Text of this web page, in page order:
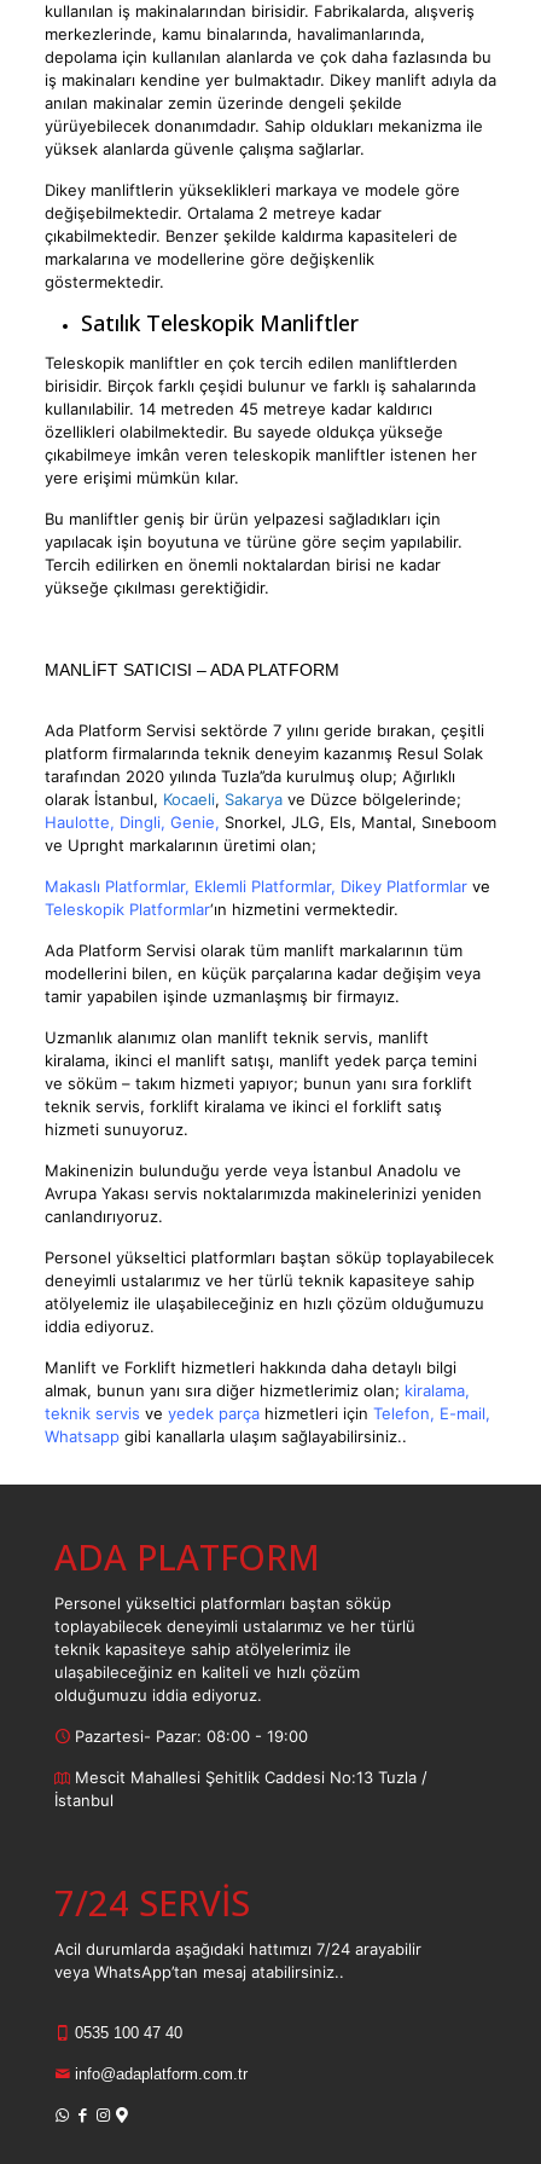
kullanılan iş makinalarından birisidir. Fabrikalarda, alışveriş
merkezlerinde, kamu binalarında, havalimanlarında,
depolama için kullanılan alanlarda ve çok daha fazlasında bu
iş makinaları kendine yer bulmaktadır. Dikey manlift adıyla da
anılan makinalar zemin üzerinde dengeli şekilde
yürüyebilecek donanımdadır. Sahip oldukları mekanizma ile
yüksek alanlarda güvenle çalışma sağlarlar.
Dikey manliftlerin yükseklikleri markaya ve modele göre
değişebilmektedir. Ortalama 2 metreye kadar
çıkabilmektedir. Benzer şekilde kaldırma kapasiteleri de
markalarına ve modellerine göre değişkenlik
göstermektedir.
Satılık Teleskopik Manliftler
Teleskopik manliftler en çok tercih edilen manliftlerden
birisidir. Birçok farklı çeşidi bulunur ve farklı iş sahalarında
kullanılabilir. 14 metreden 45 metreye kadar kaldırıcı
özellikleri olabilmektedir. Bu sayede oldukça yükseğe
çıkabilmeye imkân veren teleskopik manliftler istenen her
yere erişimi mümkün kılar.
Bu manliftler geniş bir ürün yelpazesi sağladıkları için
yapılacak işin boyutuna ve türüne göre seçim yapılabilir.
Tercih edilirken en önemli noktalardan birisi ne kadar
yükseğe çıkılması gerektiğidir.
MANLİFT SATICISI – ADA PLATFORM
Ada Platform Servisi sektörde 7 yılını geride bırakan, çeşitli
platform firmalarında teknik deneyim kazanmış Resul Solak
tarafından 2020 yılında Tuzla’’da kurulmuş olup; Ağırlıklı
olarak İstanbul, Kocaeli, Sakaryave Düzce bölgelerinde;
Haulotte, Dingli, Genie, Snorkel, JLG, Els, Mantal, Sıneboom
ve Uprıght markalarının üretimi olan;
Makaslı Platformlar, Eklemli Platformlar, Dikey Platformlar ve
Teleskopik Platformlar‘ın hizmetini vermektedir.
Ada Platform Servisi olarak tüm manlift markalarının tüm
modellerini bilen, en küçük parçalarına kadar değişim veya
tamir yapabilen işinde uzmanlaşmış bir firmayız.
Uzmanlık alanımız olan manlift teknik servis, manlift
kiralama, ikinci el manlift satışı, manlift yedek parça temini
ve söküm – takım hizmeti yapıyor; bunun yanı sıra forklift
teknik servis, forklift kiralama ve ikinci el forklift satış
hizmeti sunuyoruz.
Makinenizin bulunduğu yerde veya İstanbul Anadolu ve
Avrupa Yakası servis noktalarımızda makinelerinizi yeniden
canlandırıyoruz.
Personel yükseltici platformları baştan söküp toplayabilecek
deneyimli ustalarımız ve her türlü teknik kapasiteye sahip
atölyelemiz ile ulaşabileceğiniz en hızlı çözüm olduğumuzu
iddia ediyoruz.
Manlift ve Forklift hizmetleri hakkında daha detaylı bilgi
almak, bunun yanı sıra diğer hizmetlerimiz olan; kiralama,
teknik servis ve yedek parçahizmetleri için Telefon, E-mail,
Whatsapp gibi kanallarla ulaşım sağlayabilirsiniz..
ADA PLATFORM
Personel yükseltici platformları baştan söküp
toplayabilecek deneyimli ustalarımız ve her türlü
teknik kapasiteye sahip atölyelerimiz ile
ulaşabileceğiniz en kaliteli ve hızlı çözüm
olduğumuzu iddia ediyoruz.
Pazartesi- Pazar: 08:00 - 19:00
Mescit Mahallesi Şehitlik Caddesi No:13 Tuzla /
İstanbul
7/24 SERVİS
Acil durumlarda aşağıdaki hattımızı 7/24 arayabilir
veya WhatsApp’tan mesaj atabilirsiniz..
0535 100 47 40
info@adaplatform.com.tr